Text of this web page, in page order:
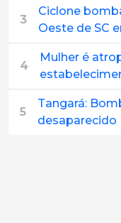
3
Ciclone
Oeste de SC
4
Mulher é
5
Tangará:
desaparecido